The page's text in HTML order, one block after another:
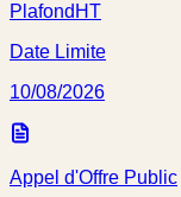
Plafond HT
Date Limite
10/08/2026
Appel d'Offre Public